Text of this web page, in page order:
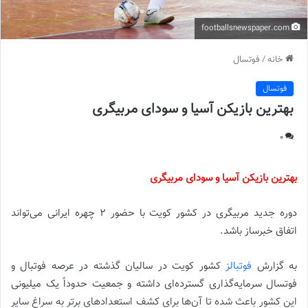
خانه/ فوتسال
فوتسال
بهترین بازیکن آسیا و سودای مربیگری
0
بهترین بازیکن آسیا و سودای مربیگری
دوره جدید مربیگری در کشور کویت با حضور 2 چهره ایرانی می‌تواند
اتفاق خبرساز باشد.
به گزارش فوتبالز کشور کویت در سالیان گذشته در عرصه فوتبال و
فوتسال سرمایه‌گذاری گسترده‌ای داشته و جمعیت حدوداً یک میلیونی
این کشور باعث شده تا آن‌ها برای کشف استعدادهای برتر به سراغ سایر